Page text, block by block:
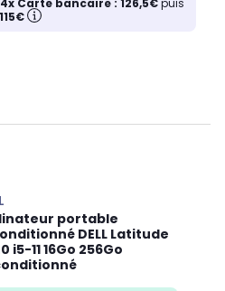
portable
DELL Latitude
i5-11 16Go 256Go